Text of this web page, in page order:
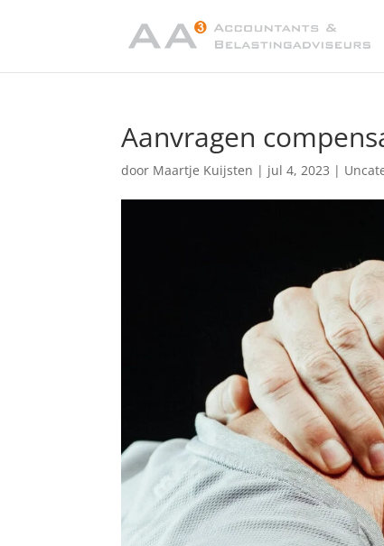
Aanvragen
door Maartje Kuijsten | jul 4, 2023 |